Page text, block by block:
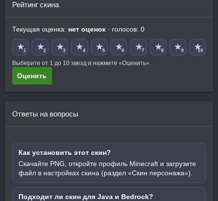
Рейтинг скина
Текущая оценка: нет оценок · голосов: 0
★1 ★2 ★3 ★4 ★5 ★6 ★7 ★8 ★9 ★10
Выберите от 1 до 10 звезд и нажмите «Оценить».
Оценить
Ответы на вопросы
Как установить этот скин?
Скачайте PNG, откройте профиль Minecraft и загрузите
файл в настройках скина (раздел «Скин персонажа»).
Подходит ли скин для Java и Bedrock?